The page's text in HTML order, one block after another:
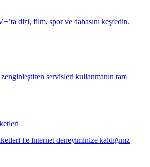
dizi, film, spor ve dahasını keşfedin.
servisleri kullanmanın tam
ile internet deneyiminize kaldığınız